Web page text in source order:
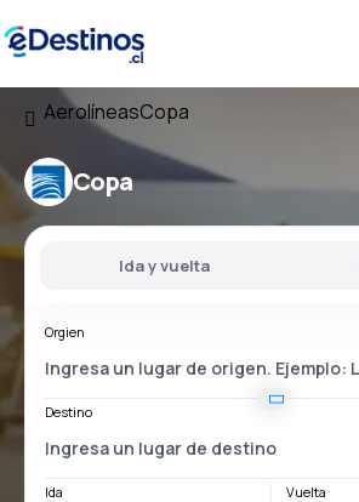
AerolíneasCopa
Copa
Ida y vuelta
Orgien
Destino
Ida Vuelta